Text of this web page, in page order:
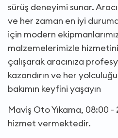
sürüş deneyimi sunar.
ve her zaman en iyi
için modern
malzemelerimizle
çalışarak aracınıza
kazandırın ve her
bakımın keyfini yaşayın
Maviş Oto Yıkama, 08:00
hizmet vermektedir.